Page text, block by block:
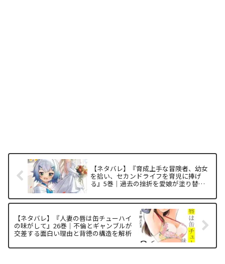
【ネタバレ】『育成上手な冒険者、幼女
を拾い、セカンドライフを育児に捧げ
る』5巻｜過去の挫折を愛娘が塗り替え
【ネタバレ】『人妻の唇は缶チューハイ
の味がして』26巻｜不倫とギャンブルが
交差する面白い理由と背徳の構造を解析